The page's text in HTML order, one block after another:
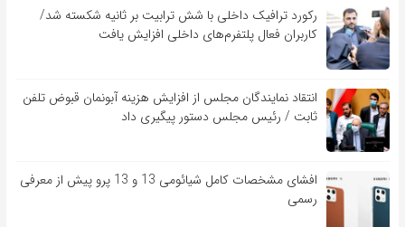
رکورد ترافیک داخلی با شش ترابیت بر ثانیه شکسته شد/
کاربران فعال پلتفرم‌های داخلی افزایش یافت
انتقاد نمایندگان مجلس از افزایش هزینه آبونمان قبوض تلفن
ثابت / رئیس مجلس دستور پیگیری داد
افشای مشخصات کامل شیائومی 13 و 13 پرو پیش از معرفی
رسمی